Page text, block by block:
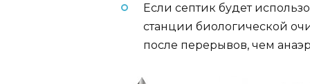
Если септик будет
станции биологической
после перерывов, чем